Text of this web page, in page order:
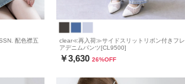
配色襟五
clear≪再入荷≫サイドスリットリボン付きフレ
アデニムパンツ[CL9500]
￥3,630 26%OFF